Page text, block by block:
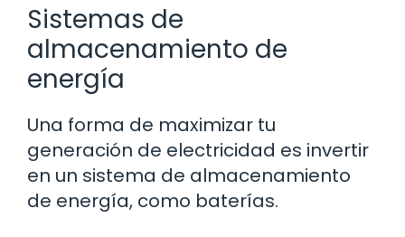
Sistemas de
almacenamiento de
energía
Una forma de maximizar tu
generación de electricidad es invertir
en un sistema de almacenamiento
de energía, como baterías.